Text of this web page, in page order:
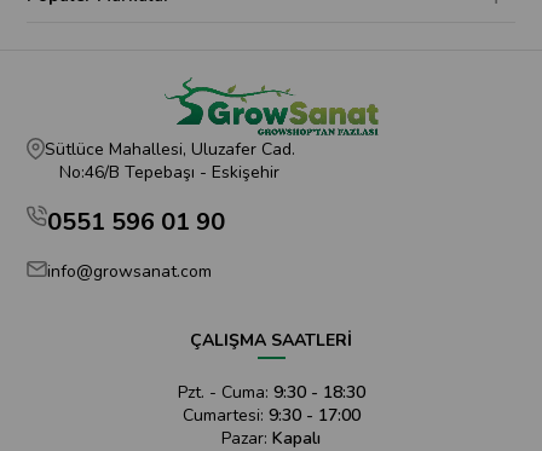
Sütlüce Mahallesi, Uluzafer Cad.
No:46/B Tepebaşı - Eskişehir
0551 596 01 90
info@growsanat.com
ÇALIŞMA SAATLERİ
Pzt. - Cuma: 9:30 - 18:30
Cumartesi: 9:30 - 17:00
Pazar: Kapalı